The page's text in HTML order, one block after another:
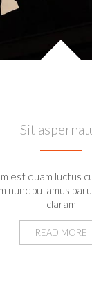
Sit
est quam luctus
nunc putamus
claram
READ MORE